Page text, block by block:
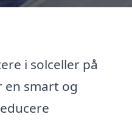
i solceller på
en smart og